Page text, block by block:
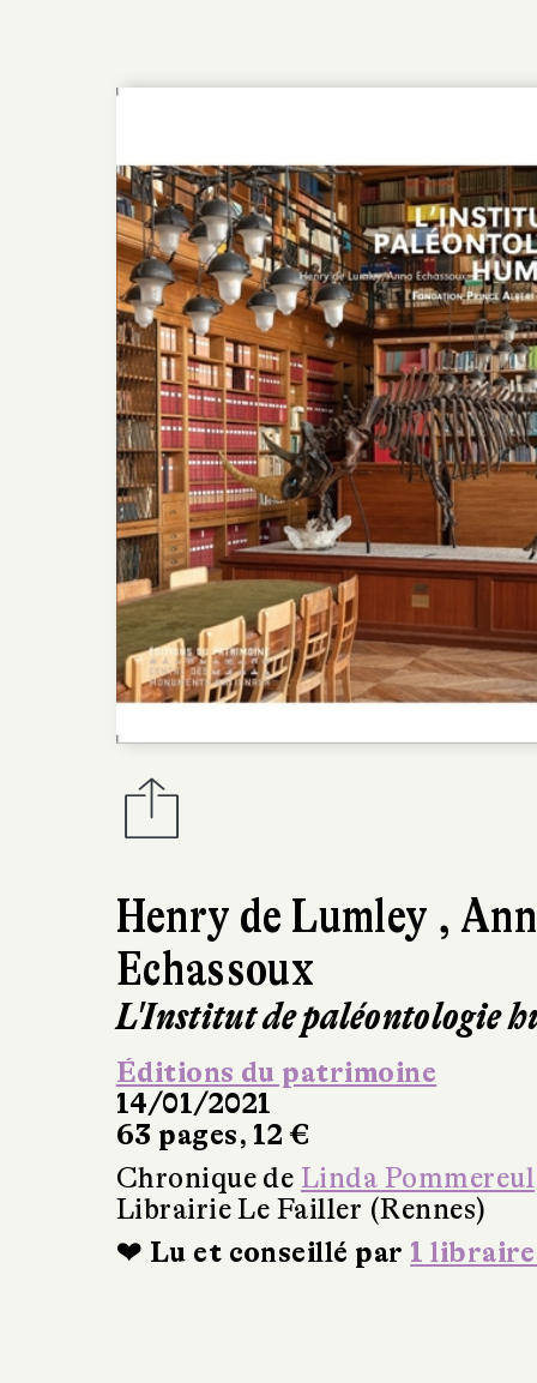
Henry de Lumley ,
Echassoux
L'Institut de paléontologie
Éditions du patrimoine
14/01/2021
63 pages, 12 €
Chronique de Linda Pommereul
Librairie Le Failler (Rennes)
❤ Lu et conseillé par 1